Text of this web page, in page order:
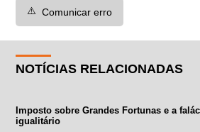
⚠️ Comunicar erro
NOTÍCIAS RELACIONADAS
Imposto sobre Grandes Fortunas e a
igualitário